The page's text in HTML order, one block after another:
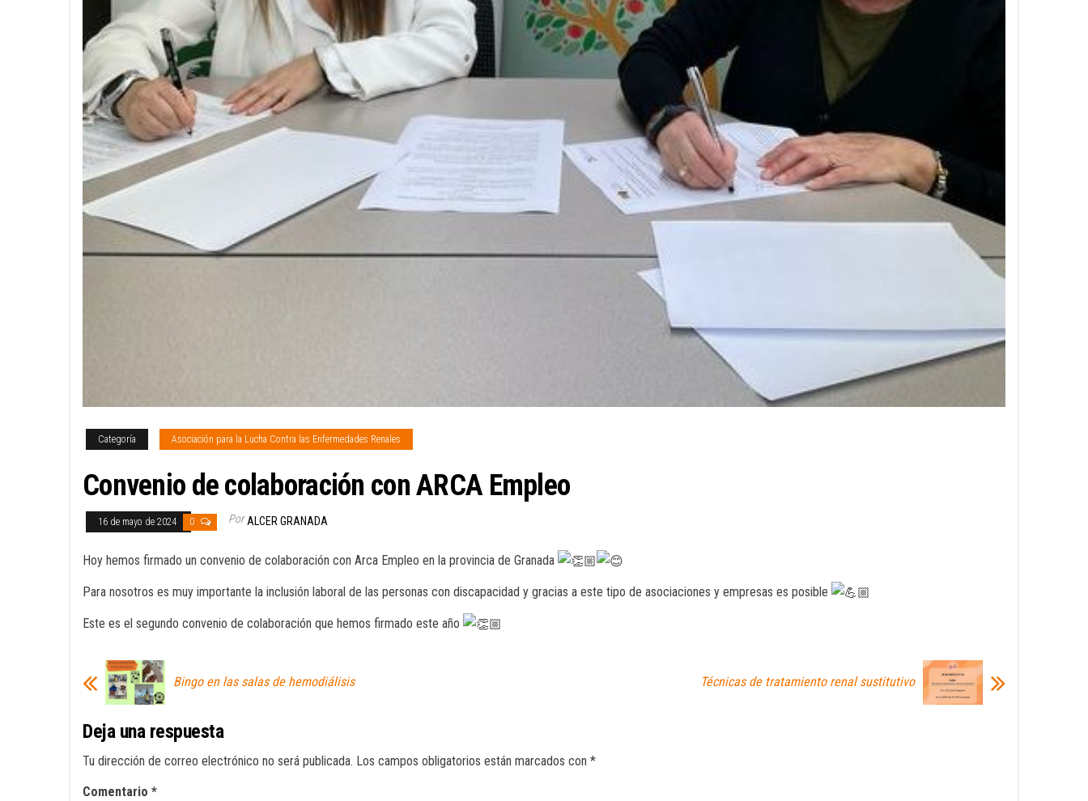
Categoría Asociación para la Lucha Contra las Enfermedades Renales
Convenio de colaboración con ARCA Empleo
16 de mayo de 2024 0 Por ALCER GRANADA
Hoy hemos firmado un convenio de colaboración con Arca Empleo en la provincia de Granada
Para nosotros es muy importante la inclusión laboral de las personas con discapacidad y gracias a este tipo de asociaciones y empresas es posible
Este es el segundo convenio de colaboración que hemos firmado este año
Bingo en las salas de hemodiálisis Técnicas de tratamiento renal sustitutivo
Deja una respuesta
Tu dirección de correo electrónico no será publicada. Los campos obligatorios están marcados con *
Comentario *